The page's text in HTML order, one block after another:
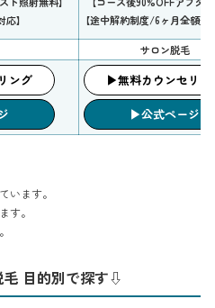
】
【途中解約制度/6ヶ月全額返
サロン脱毛
ング
▶︎無料カウンセリン
▶︎公式ページ
います。
す。
毛 目的別で探す⇩